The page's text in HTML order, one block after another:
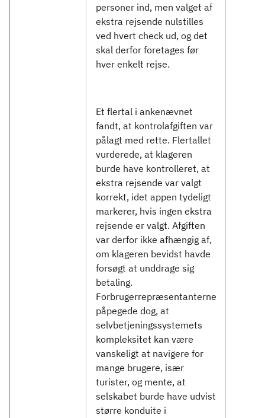
personer ind, men valget af
ekstra rejsende nulstilles
ved hvert check ud, og det
skal derfor foretages før
hver enkelt rejse.
Et flertal i ankenævnet
fandt, at kontrolafgiften var
pålagt med rette. Flertallet
vurderede, at klageren
burde have kontrolleret, at
ekstra rejsende var valgt
korrekt, idet appen tydeligt
markerer, hvis ingen ekstra
rejsende er valgt. Afgiften
var derfor ikke afhængig af,
om klageren bevidst havde
forsøgt at unddrage sig
betaling.
Forbrugerrepræsentanterne
påpegede dog, at
selvbetjeningssystemets
kompleksitet kan være
vanskeligt at navigere for
mange brugere, især
turister, og mente, at
selskabet burde have udvist
større konduite i